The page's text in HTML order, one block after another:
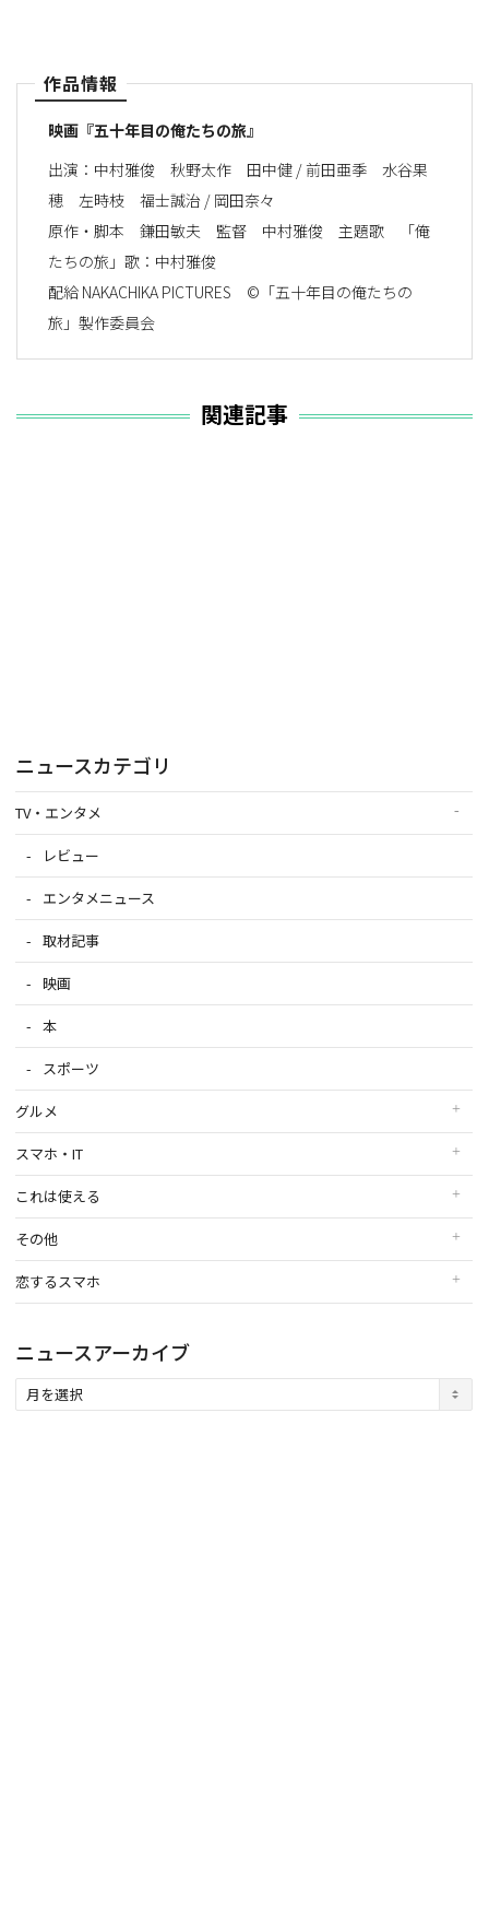
作品情報
映画『五十年目の俺たちの旅』
出演：中村雅俊 秋野太作 田中健 / 前田亜季 水谷果
穂 左時枝 福士誠治 / 岡田奈々
原作・脚本 鎌田敏夫 監督 中村雅俊 主題歌 「俺
たちの旅」歌：中村雅俊
配給 NAKACHIKA PICTURES ©️「五十年目の俺たちの
旅」製作委員会
関連記事
ニュースカテゴリ
TV・エンタメ
レビュー
エンタメニュース
取材記事
映画
本
スポーツ
グルメ
スマホ・IT
これは使える
その他
恋するスマホ
ニュースアーカイブ
ュ